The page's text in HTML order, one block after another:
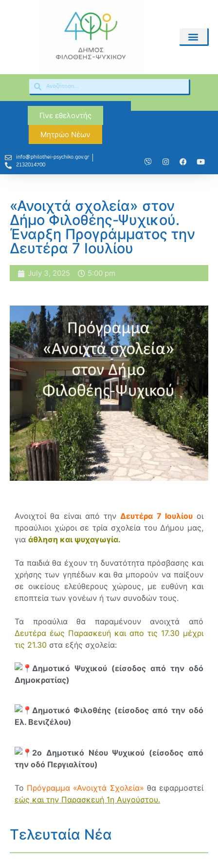
Γίνε εθελοντής
Μητρώο Νέων
info@philothei-psychiko.gov.gr
2132014700
«Ανοιχτά σχολεία» στον
Δήμο Φιλοθέης-Ψυχικού.
Έναρξη Προγράμματος την
Δευτέρα 7 Ιουλίου
July 3, 2025 5:00 pm
Ανοιχτοί θα είναι από τηνΔευτέρα 7 Ιουλίουοι
προαύλιοι χώροι σε τρία σχολεία του Δήμου μας,
για άθληση και ψυχαγωγία.
Τα παιδιά θα έχουν τη δυνατότητα πρόσβασης και
χρήσης των γηπέδων και θα μπορούν να παίξουν
σε οικείους ελεύθερους χώρους, με ευθύνη και
εποπτεία των γονέων ή των συνοδών τους.
Τα προαύλια θα παραμένουν ανοιχτά από
Δευτέρα έως Παρασκευή και απο τις 17.30 μέχρι
τις 21.30 στα εξής σχολεία:
Δημοτικό Ψυχικού (είσοδος από την οδό
Δημοκρατίας)
Δημοτικό Φιλοθέης (είσοδος από την οδό
Ελ. Βενιζέλου)
2ο Δημοτικό Νέου Ψυχικού (είσοδος από
την οδό Περγιαλίτου)
Το Πρόγραμμα «Ανοιχτά Σχολεία» θα εφαρμοστεί
εώς και την Παρασκευή 1η Αυγούστου.
Τελευταία Νέα